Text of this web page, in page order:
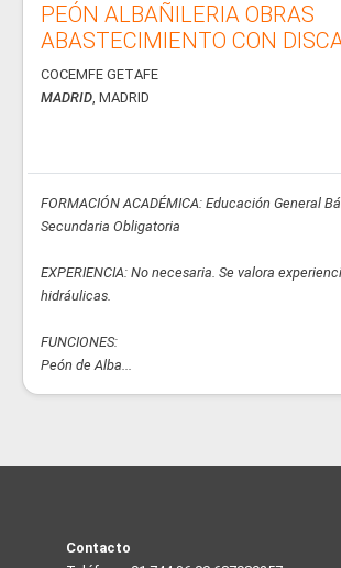
PEÓN ALBAÑILERIA OBRAS
ABASTECIMIENTO CON
COCEMFE GETAFE
MADRID, MADRID
FORMACIÓN ACADÉMICA: Educación General
Secundaria Obligatoria
EXPERIENCIA: No necesaria. Se valora
hidráulicas.
FUNCIONES:
Peón de Alba...
Contacto